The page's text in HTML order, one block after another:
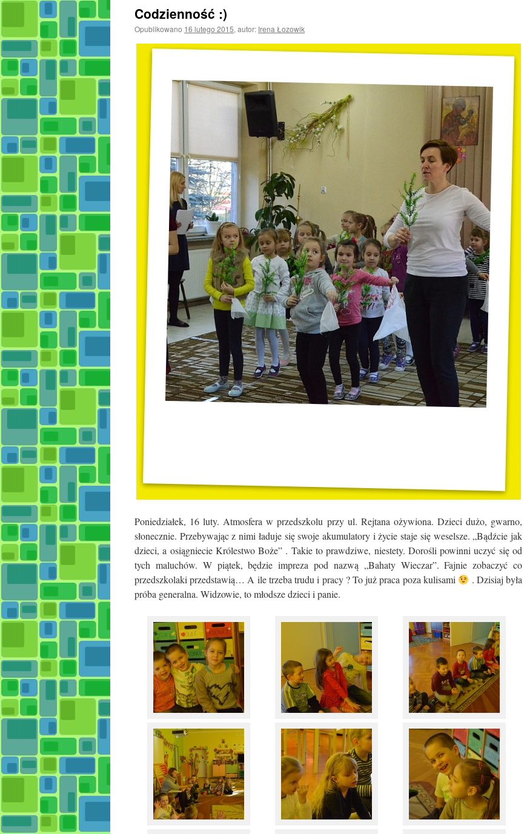
Codzienność :)
Opublikowano 16 lutego 2015, autor: Irena Łozowik
Poniedziałek, 16 luty. Atmosfera w przedszkolu przy ul. Rejtana ożywiona. Dzieci dużo, gwarno,
słonecznie. Przebywając z nimi ładuje się swoje akumulatory i życie staje się weselsze. „Bądźcie jak
dzieci, a osiągniecie Królestwo Boże” . Takie to prawdziwe, niestety. Dorośli powinni uczyć się od
tych maluchów. W piątek, będzie impreza pod nazwą „Bahaty Wieczar”. Fajnie zobaczyć co
przedszkolaki przedstawią… A ile trzeba trudu i pracy ? To już praca poza kulisami
. Dzisiaj była
próba generalna. Widzowie, to młodsze dzieci i panie.